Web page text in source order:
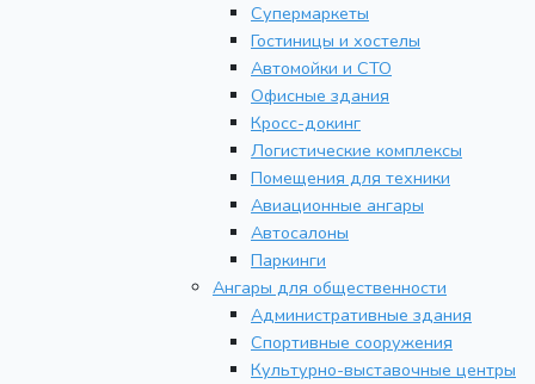
Супермаркеты
Гостиницы и хостелы
Автомойки и СТО
Офисные здания
Кросс-докинг
Логистические комплексы
Помещения для техники
Авиационные ангары
Автосалоны
Паркинги
Ангары для общественности
Административные здания
Спортивные сооружения
Культурно-выставочные центры